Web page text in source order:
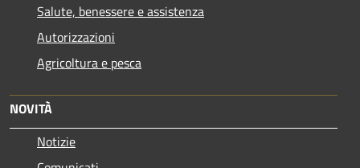
Salute, benessere e assistenza
Autorizzazioni
Agricoltura e pesca
NOVITÀ
Notizie